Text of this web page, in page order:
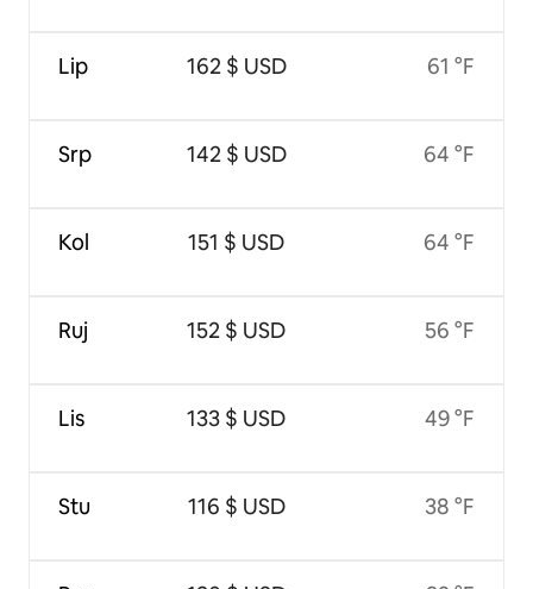
Lip
Srp
Kol
Ruj
Lis
Stu
162 $ USD
142 $ USD
151 $ USD
152 $ USD
133 $ USD
116 $ USD
61 °F
64 °F
64 °F
56 °F
49 °F
38 °F